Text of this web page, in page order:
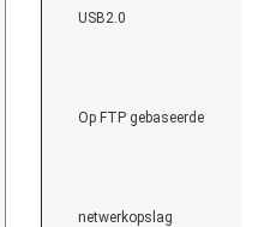
USB2.0
Op FTP gebaseerde
netwerkopslag